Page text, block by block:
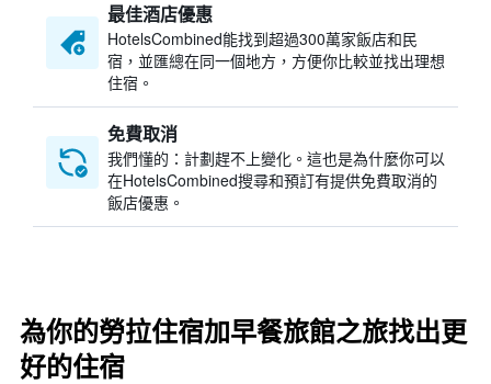
最佳酒店優惠
HotelsCombined​能找到超過300萬家飯店和民
宿，並匯總在同一個地方，方便你比較並找出理想
住宿。
免費取消
我們懂的：計劃趕不上變化。這也是為什麼你可以
在HotelsCombined搜尋和預訂有提供免費取消的
飯店優惠。
為你的勞拉住宿加早餐旅館之旅找出更
好的住宿